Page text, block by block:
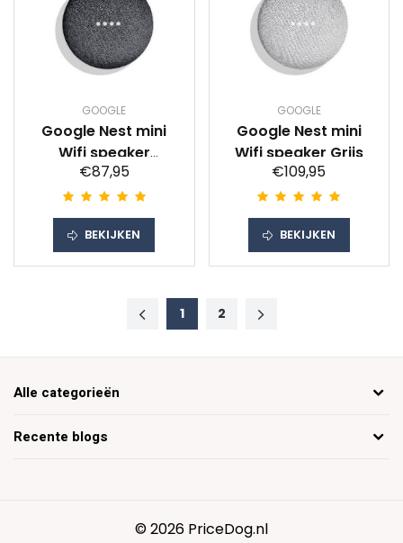
GOOGLE
Google Nest mini
Wifi speaker
Antraciet
€87,95
BEKIJKEN
GOOGLE
Google Nest mini
Wifi speaker Grijs
€109,95
BEKIJKEN
1 2
Recente blogs
Alle categorieën
© 2026 PriceDog.nl